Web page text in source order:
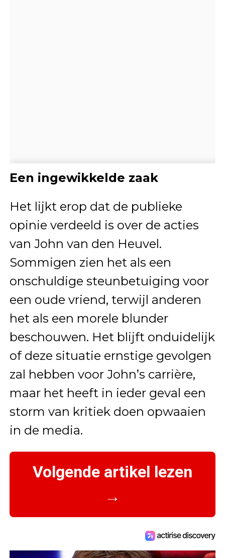
Een ingewikkelde zaak
Het lijkt erop dat de publieke
opinie verdeeld is over de acties
van John van den Heuvel.
Sommigen zien het als een
onschuldige steunbetuiging voor
een oude vriend, terwijl anderen
het als een morele blunder
beschouwen. Het blijft onduidelijk
of deze situatie ernstige gevolgen
zal hebben voor John’s carrière,
maar het heeft in ieder geval een
storm van kritiek doen opwaaien
in de media.
Volgende artikel lezen
→